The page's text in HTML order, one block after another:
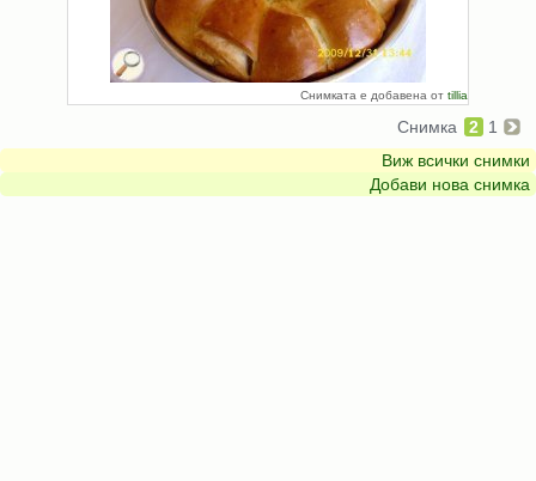
Снимката е добавена от tillia
Снимка 2
1
Виж всички снимки
Добави нова снимка